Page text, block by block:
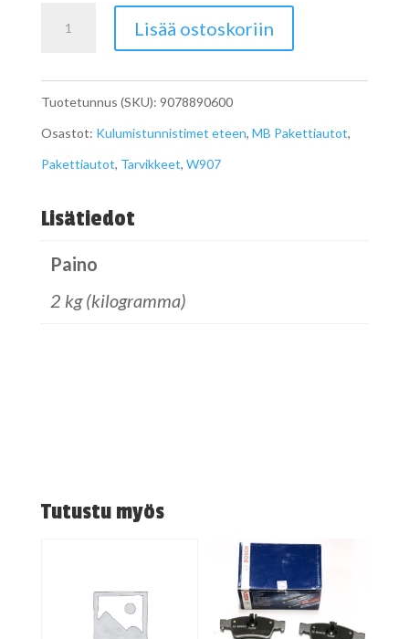
Roiskeläpät
W907
A9078890600
määrä
Lisää ostoskoriin
Tuotetunnus (SKU): 9078890600
Osastot: Kulumistunnistimet eteen, MB Pakettiautot,
Pakettiautot, Tarvikkeet, W907
Lisätiedot
Paino
2 kg (kilogramma)
Tutustu myös